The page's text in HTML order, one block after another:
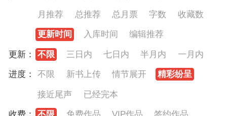
月推荐
总推荐 总月票 字数
收藏数
更新时间
入库时间
编辑推荐
更新：
不限 三日内 七日内 半月内
一月内
进度：
不限 新书上传 情节展开
精彩纷呈
接近尾声
已经完本
收费：
不限 免费作品 VIP作品 签约作品